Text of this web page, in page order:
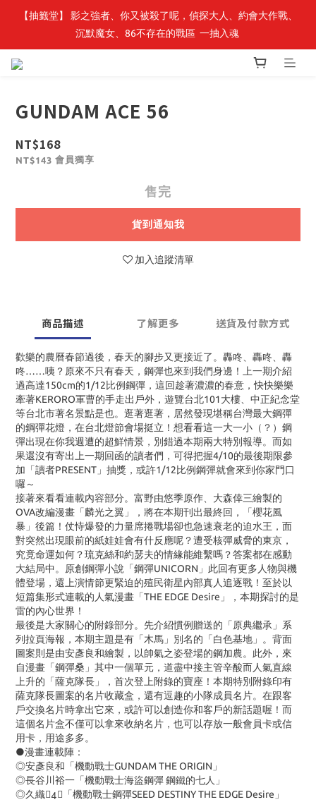
最新開賣🔥「全知讀者視角」 周邊商品
【抽籤堂】 影之強者、你又被殺了呢，偵探大人、約會大作戰、
沉默魔女、86不存在的戰區  一抽入魂
GUNDAM ACE 56
NT$168
NT$143 會員獨享
售完
貨到通知我
加入追蹤清單
商品描述 了解更多 送貨及付款方式
歡樂的農曆春節過後，春天的腳步又更接近了。轟咚、轟咚、轟
咚……咦？原來不只有春天，鋼彈也來到我們身邊！上一期介紹
過高達150cm的1/12比例鋼彈，這回趁著濃濃的春意，快快樂樂
牽著KERORO軍曹的手走出戶外，遊覽台北101大樓、中正紀念堂
等台北市著名景點是也。逛著逛著，居然發現堪稱台灣最大鋼彈
的鋼彈花燈，在台北燈節會場挺立！想看看這一大一小（？）鋼
彈出現在你我週遭的超鮮情景，別錯過本期兩大特別報導。而如
果還沒有寄出上一期回函的讀者們，可得把握4/10的最後期限參
加「讀者PRESENT」抽獎，或許1/12比例鋼彈就會來到你家門口
囉～
接著來看看連載內容部分。富野由悠季原作、大森倖三繪製的
OVA改編漫畫「麟光之翼」，將在本期刊出最終回，「櫻花風
暴」後篇！仗恃爆發的力量席捲戰場卻也急速衰老的迫水王，面
對突然出現眼前的紙娃娃會有什反應呢？遭受核彈威脅的東京，
究竟命運如何？琉克絲和約瑟夫的情緣能維繫嗎？答案都在感動
大結局中。原創鋼彈小說「鋼彈UNICORN」此回有更多人物與機
體登場，還上演情節更緊迫的殖民衛星內部真人追逐戰！至於以
短篇集形式連載的人氣漫畫「THE EDGE Desire」，本期探討的是
雷的內心世界！
最後是大家關心的附錄部分。先介紹慣例贈送的「原典繼承」系
列拉頁海報，本期主題是有「木馬」別名的「白色基地」。背面
圖案則是由安彥良和繪製，以帥氣之姿登場的鋼加農。此外，來
自漫畫「鋼彈桑」其中一個單元，道盡中接主管辛酸而人氣直線
上升的「薩克隊長」，首次登上附錄的寶座！本期特別附錄印有
薩克隊長圖案的名片收藏盒，還有逗趣的小隊成員名片。在跟客
戶交換名片時拿出它來，或許可以創造你和客戶的新話題喔！而
這個名片盒不僅可以拿來收納名片，也可以存放一般會員卡或信
用卡，用途多多。
●漫畫連載陣：
◎安彥良和「機動戰士GUNDAM THE ORIGIN」
◎長谷川裕一「機動戰士海盜鋼彈 鋼鐵的七人」
◎久織「機動戰士鋼彈SEED DESTINY THE EDGE Desire」